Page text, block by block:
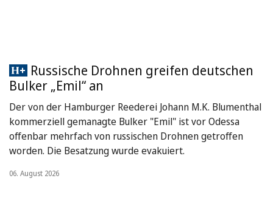
Russische Drohnen greifen deutschen
Bulker „Emil“ an
Der von der Hamburger Reederei Johann M.K. Blumenthal
kommerziell gemanagte Bulker "Emil" ist vor Odessa
offenbar mehrfach von russischen Drohnen getroffen
worden. Die Besatzung wurde evakuiert.
06. August 2026